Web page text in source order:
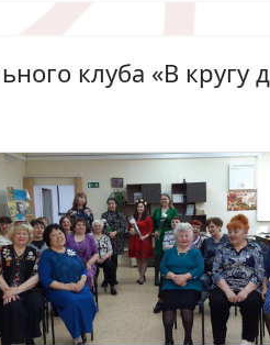
клуба «В кругу